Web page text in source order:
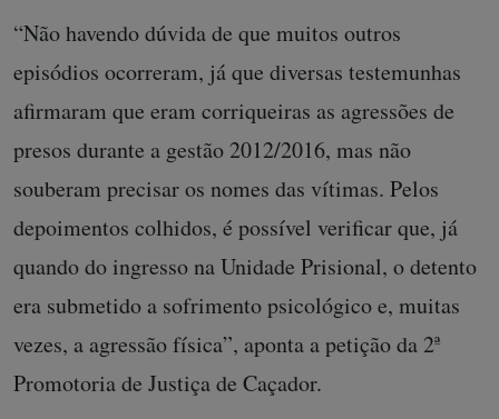
“Não havendo dúvida de que muitos outros
episódios ocorreram, já que diversas testemunhas
afirmaram que eram corriqueiras as agressões de
presos durante a gestão 2012/2016, mas não
souberam precisar os nomes das vítimas. Pelos
depoimentos colhidos, é possível verificar que, já
quando do ingresso na Unidade Prisional, o detento
era submetido a sofrimento psicológico e, muitas
vezes, a agressão física”, aponta a petição da 2ª
Promotoria de Justiça de Caçador.